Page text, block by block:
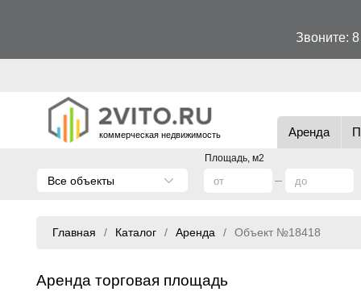
Звоните:
коммерческая недвижимость Аренда
Площадь, м2
Все объекты
Главная Каталог Аренда Объект №18418
Аренда торговая площадь